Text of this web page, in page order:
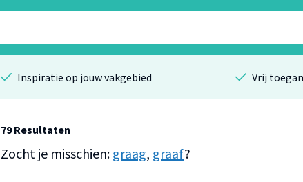
Inspiratie op jouw vakgebied Vrij
79 Resultaten
Zocht je misschien: graag, graaf?